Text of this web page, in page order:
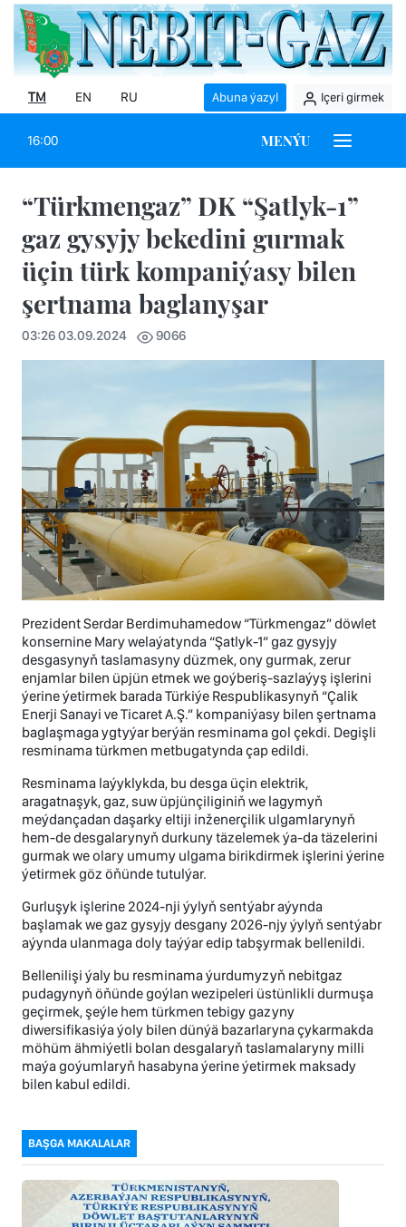
TM EN RU Abuna ýazyl Içeri girmek
16:00 MENÝU
“Türkmengaz” DK “Şatlyk-1”
gaz gysyjy bekedini gurmak
üçin türk kompaniýasy bilen
şertnama baglanyşar
03:26 03.09.2024 9066
Prezident Serdar Berdimuhamedow “Türkmengaz” döwlet
konsernine Mary welaýatynda “Şatlyk-1” gaz gysyjy
desgasynyň taslamasyny düzmek, ony gurmak, zerur
enjamlar bilen üpjün etmek we goýberiş-sazlaýyş işlerini
ýerine ýetirmek barada Türkiýe Respublikasynyň “Çalik
Enerji Sanayi ve Ticaret A.Ş.” kompaniýasy bilen şertnama
baglaşmaga ygtyýar berýän resminama gol çekdi. Degişli
resminama türkmen metbugatynda çap edildi.
Resminama laýyklykda, bu desga üçin elektrik,
aragatnaşyk, gaz, suw üpjünçiliginiň we lagymyň
meýdançadan daşarky eltiji inženerçilik ulgamlarynyň
hem-de desgalarynyň durkuny täzelemek ýa-da täzelerini
gurmak we olary umumy ulgama birikdirmek işlerini ýerine
ýetirmek göz öňünde tutulýar.
Gurluşyk işlerine 2024-nji ýylyň sentýabr aýynda
başlamak we gaz gysyjy desgany 2026-njy ýylyň sentýabr
aýynda ulanmaga doly taýýar edip tabşyrmak bellenildi.
Bellenilişi ýaly bu resminama ýurdumyzyň nebitgaz
pudagynyň öňünde goýlan wezipeleri üstünlikli durmuşa
geçirmek, şeýle hem türkmen tebigy gazyny
diwersifikasiýa ýoly bilen dünýä bazarlaryna çykarmakda
möhüm ähmiýetli bolan desgalaryň taslamalaryny milli
maýa goýumlaryň hasabyna ýerine ýetirmek maksady
bilen kabul edildi.
BAŞGA MAKALALAR